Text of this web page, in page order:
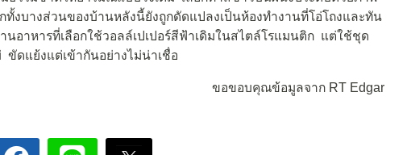
งบางส่วนของบ้านหลังนี้ยังถูกดัดแปลงเป็นห้องทำงานที่โอ่โถงและทัน
อาหารที่เลือกใช้วอลล์เปเปอร์สีฟ้าเดิมในสไตล์โรแมนติก แต่ใช้ชุด
ดแย้งแต่เข้ากันอย่างไม่น่าเชื่อ
ขอขอบคุณข้อมูลจาก RT Edgar